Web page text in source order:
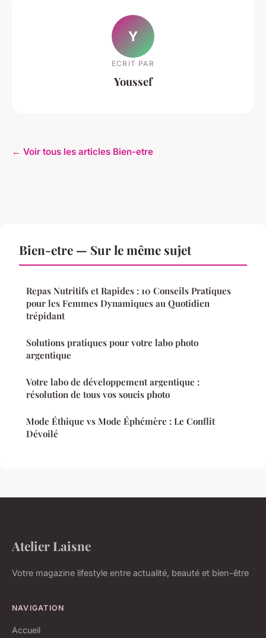
Y
ECRIT PAR
Youssef
← Voir tous les articles Bien-etre
Bien-etre — Sur le même sujet
Repas Nutritifs et Rapides : 10 Conseils Pratiques
pour les Femmes Dynamiques au Quotidien
trépidant
Solutions pratiques pour votre labo photo
argentique
Votre labo de développement argentique :
résolution de tous vos soucis photo
Mode Éthique vs Mode Éphémère : Le Conflit
Dévoilé
Atelier Laisne
Votre magazine lifestyle entre actualité, beauté et bien-être
NAVIGATION
Accueil